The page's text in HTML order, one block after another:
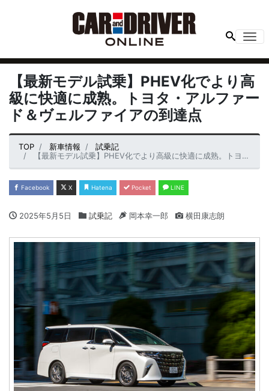
【最新モデル試乗】PHEV化でより高
級に快適に成熟。トヨタ・アルファー
ド＆ヴェルファイアの到達点
TOP 新車情報
試乗記
【最新モデル試乗】PHEV化でより高級に快適に成熟。トヨタ・アルファード＆ヴェルファイアの到達点
Facebook X Hatena Pocket LINE
2025年5月5日 試乗記 岡本幸一郎 横田康志朗